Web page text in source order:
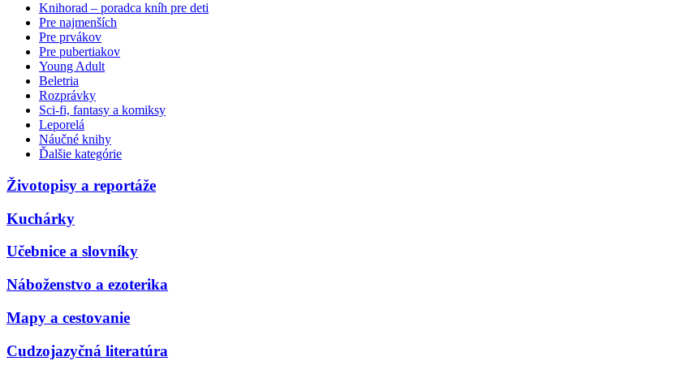
Knihorad – poradca kníh pre deti
Pre najmenších
Pre prvákov
Pre pubertiakov
Young Adult
Beletria
Rozprávky
Sci-fi, fantasy a komiksy
Leporelá
Náučné knihy
Ďalšie kategórie
Životopisy a reportáže
Kuchárky
Učebnice a slovníky
Náboženstvo a ezoterika
Mapy a cestovanie
Cudzojazyčná literatúra